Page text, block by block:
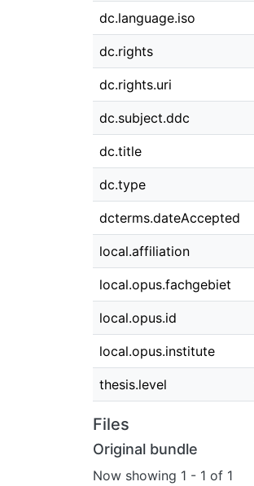
dc.language.iso
dc.rights
dc.rights.uri
dc.subject.ddc
dc.title
dc.type
dcterms.dateAccepted
local.affiliation
local.opus.fachgebiet
local.opus.id
local.opus.institute
thesis.level
Files
Original bundle
Now showing 1 - 1 of 1